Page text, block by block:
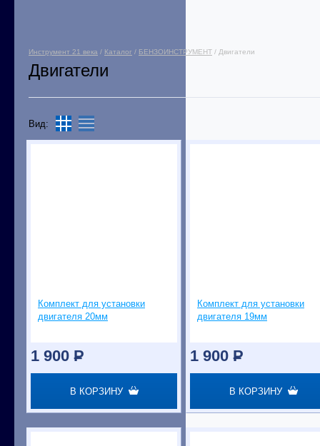
Инструмент 21 века / Каталог / БЕНЗОИНСТРУМЕНТ / Двигатели
Двигатели
Вид:
Комплект для установки
двигателя 20мм
1 900 P
В КОРЗИНУ
Комплект для установки
двигателя 19мм
1 900 P
В КОРЗИНУ